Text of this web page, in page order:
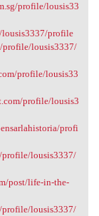
profile/lousis33
lousis3337/profile
profile/lousis3337/
profile/lousis33
profile/lousis3
profi
lousis3337/
post/life-in-the-
lousis3337/